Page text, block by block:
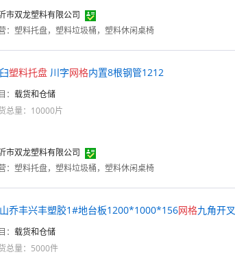
市双龙塑料有限公司
： 塑料托盘，塑料垃圾桶，塑料休闲桌椅
塑料托盘 川字网格内置8根钢管1212
： 载货和仓储
总量：10000片
市双龙塑料有限公司
： 塑料托盘，塑料垃圾桶，塑料休闲桌椅
乔丰兴丰塑胶1#地台板1200*1000*156网格九角开叉
： 载货和仓储
总量：5000件